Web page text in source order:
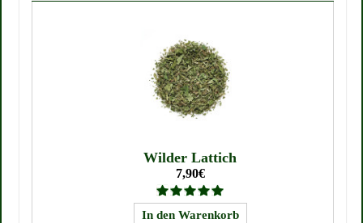
Wilder Lattich
7,90€